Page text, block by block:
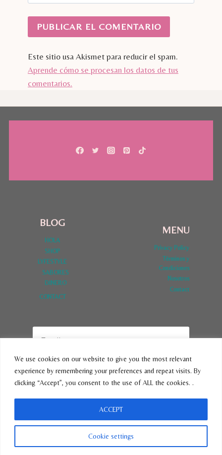
We use cookies on our website to give you the most relevant
experience by remembering your preferences and repeat visits. By
clicking “Accept”, you consent to the use of ALL the cookies. .
Cookie settings
ACCEPT
Este sitio usa Akismet para reducir el spam.
Aprende cómo se procesan los datos de tus
comentarios.
BLOG
HOLA
SHOP
LYFESTYLE
SABORES
DINERO
CONTACT
MENU
Privacy Policy
Términos y
Condiciones
Nosotros
Contact
SUBSCRIBE